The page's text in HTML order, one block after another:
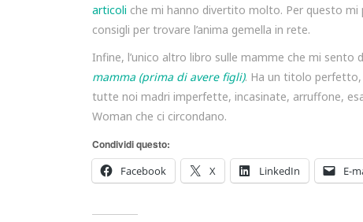
articoli che mi hanno divertito molto. Per questo mi
consigli per trovare l’anima gemella in rete.
Infine, l’unico altro libro sulle mamme che mi sento
mamma (prima di avere figli). Ha un titolo perfetto,
tutte noi madri imperfette, incasinate, arruffone,
Woman che ci circondano.
Condividi questo:
Facebook
X LinkedIn E-